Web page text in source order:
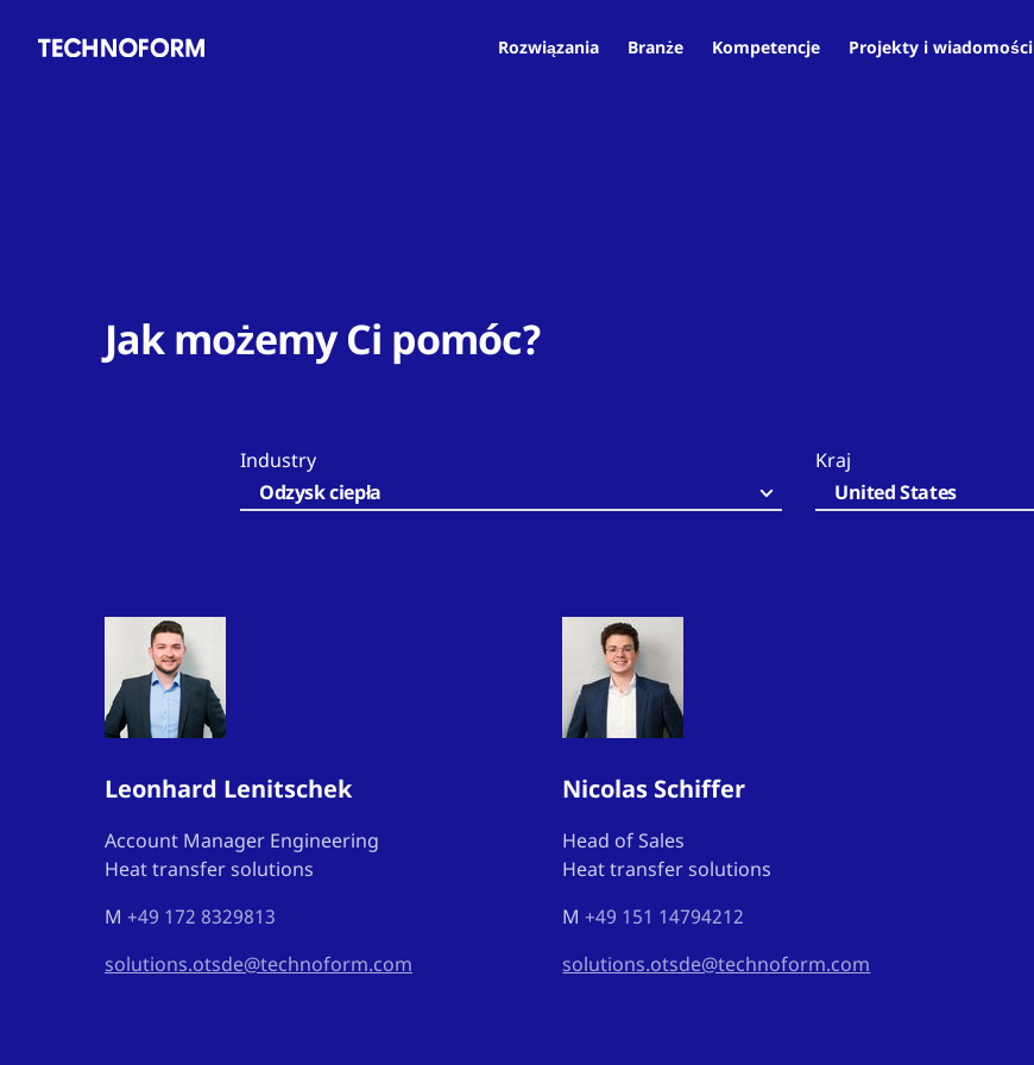
navigation
Rozwiązania Branże Kompetencje Projekty i wiadomości
Jak możemy Ci pomóc?
Industry
Odzysk ciepła
Kraj
United States
Leonhard Lenitschek
Account Manager Engineering
Heat transfer solutions
M +49 172 8329813
solutions.otsde@technoform.com
Nicolas Schiffer
Head of Sales
Heat transfer solutions
M +49 151 14794212
solutions.otsde@technoform.com